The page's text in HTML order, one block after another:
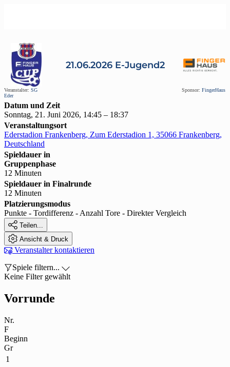
Veranstalter: SG
Eder
21.06.2026 E-Jugend2
Sponsor: FingerHaus
Datum und Zeit
Sonntag, 21. Juni 2026, 14:45 – 18:37
Veranstaltungsort
Ederstadion Frankenberg, Zum Ederstadion 1, 35066 Frankenberg,
Deutschland
Spieldauer in
Gruppenphase
12 Minuten
Spieldauer in Finalrunde
12 Minuten
Platzierungsmodus
Punkte - Tordifferenz - Anzahl Tore - Direkter Vergleich
 Teilen...
 Ansicht & Druck
 Veranstalter kontaktieren
Spiele filtern... 
Keine Filter gewählt
Vorrunde
Nr.
F
Beginn
Gr
1